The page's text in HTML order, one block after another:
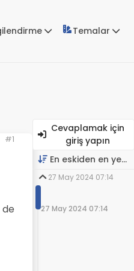
Temalar
#1
Cevaplamak için
giriş yapın
En eskiden en yeniye
27 May 2024 07:14
27 May 2024 07:14